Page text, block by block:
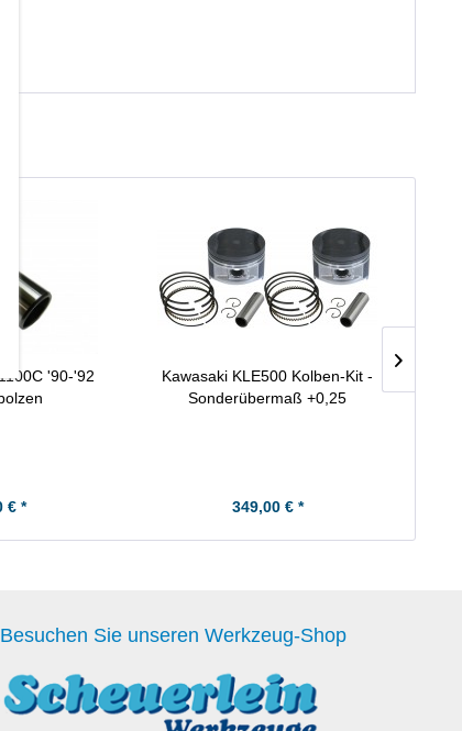
'90-'92
€ *
Kawasaki KLE500 Kolben-Kit -
Sonderübermaß +0,25
349,00 € *
Besuchen Sie unseren Werkzeug-Shop